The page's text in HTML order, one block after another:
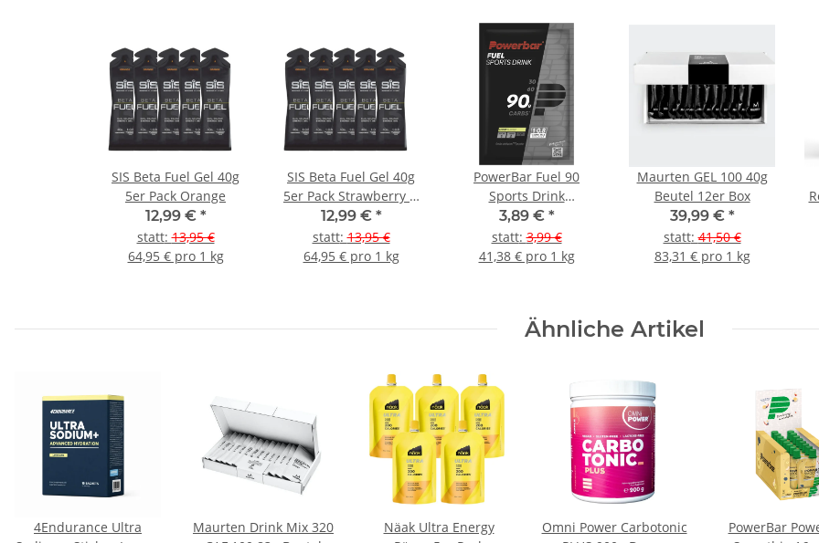
SIS Beta Fuel Gel 40g
5er Pack Orange
12,99 € *
statt:13,95 €
64,95 € pro 1 kg
SIS Beta Fuel Gel 40g
5er Pack Strawberry &
Lime
12,99 € *
statt:13,95 €
64,95 € pro 1 kg
PowerBar Fuel 90
Sports Drink
Portionsbeutel Lemon
3,89 € *
statt:3,99 €
41,38 € pro 1 kg
Maurten GEL 100 40g
Beutel 12er Box
39,99 € *
statt:41,50 €
83,31 € pro 1 kg
Ähnliche Artikel
4Endurance Ultra
Maurten Drink Mix 320
Näak Ultra Energy
Omni Power Carbotonic
PowerBar